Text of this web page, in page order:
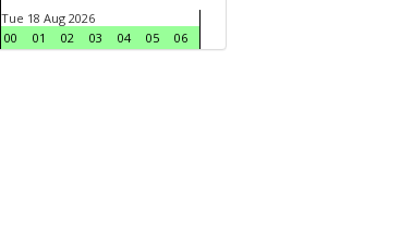
Tue 18 Aug 2026
00
01 02 03 04 05 06